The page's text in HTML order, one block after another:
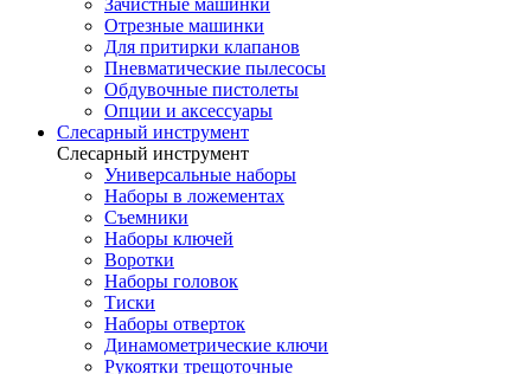
Зачистные машинки
Отрезные машинки
Для притирки клапанов
Пневматические пылесосы
Обдувочные пистолеты
Опции и аксессуары
Слесарный инструмент
Слесарный инструмент
Универсальные наборы
Наборы в ложементах
Съемники
Наборы ключей
Воротки
Наборы головок
Тиски
Наборы отверток
Динамометрические ключи
Рукоятки трещоточные